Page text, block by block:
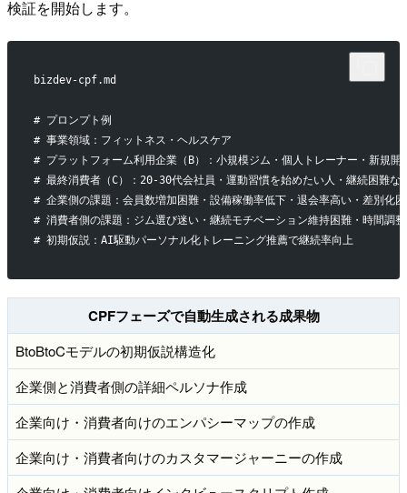
検証を開始します。
bizdev-cpf.md
# プロンプト例
# 事業領域：フィットネス・ヘルスケア
# プラットフォーム利用企業（B）：小規模ジム・個人トレーナー・新規開
# 最終消費者（C）：20-30代会社員・運動習慣を始めたい人・継続困難な
# 企業側の課題：会員数増加困難・設備稼働率低下・退会率高い・差別化
# 消費者側の課題：ジム選び迷い・継続モチベーション維持困難・時間調
# 初期仮説：AI駆動パーソナル化トレーニング推薦で継続率向上
CPFフェーズで自動生成される成果物
BtoBtoCモデルの初期仮説構造化
企業側と消費者側の詳細ペルソナ作成
企業向け・消費者向けのエンパシーマップの作成
企業向け・消費者向けのカスタマージャーニーの作成